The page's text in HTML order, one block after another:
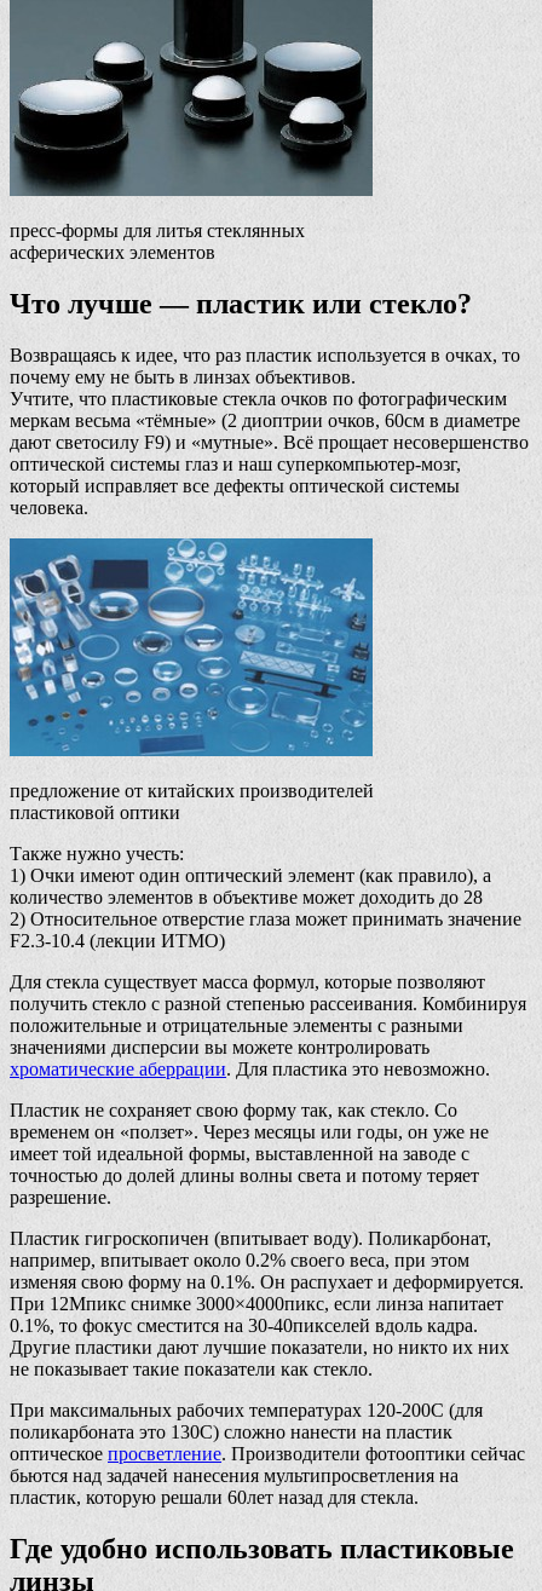
пресс-формы для литья стеклянных
асферических элементов
Что лучше — пластик или стекло?
Возвращаясь к идее, что раз пластик используется в очках, то
почему ему не быть в линзах объективов.
Учтите, что пластиковые стекла очков по фотографическим
меркам весьма «тёмные» (2 диоптрии очков, 60см в диаметре
дают светосилу F9) и «мутные». Всё прощает несовершенство
оптической системы глаз и наш суперкомпьютер-мозг,
который исправляет все дефекты оптической системы
человека.
предложение от китайских производителей
пластиковой оптики
Также нужно учесть:
1) Очки имеют один оптический элемент (как правило), а
количество элементов в объективе может доходить до 28
2) Относительное отверстие глаза может принимать значение
F2.3-10.4 (лекции ИТМО)
Для стекла существует масса формул, которые позволяют
получить стекло с разной степенью рассеивания. Комбинируя
положительные и отрицательные элементы с разными
значениями дисперсии вы можете контролировать
хроматические аберрации. Для пластика это невозможно.
Пластик не сохраняет свою форму так, как стекло. Со
временем он «ползет». Через месяцы или годы, он уже не
имеет той идеальной формы, выставленной на заводе с
точностью до долей длины волны света и потому теряет
разрешение.
Пластик гигроскопичен (впитывает воду). Поликарбонат,
например, впитывает около 0.2% своего веса, при этом
изменяя свою форму на 0.1%. Он распухает и деформируется.
При 12Мпикс снимке 3000×4000пикс, если линза напитает
0.1%, то фокус сместится на 30-40пикселей вдоль кадра.
Другие пластики дают лучшие показатели, но никто их них
не показывает такие показатели как стекло.
При максимальных рабочих температурах 120-200С (для
поликарбоната это 130С) сложно нанести на пластик
оптическое просветление. Производители фотооптики сейчас
бьются над задачей нанесения мультипросветления на
пластик, которую решали 60лет назад для стекла.
Где удобно использовать пластиковые
линзы